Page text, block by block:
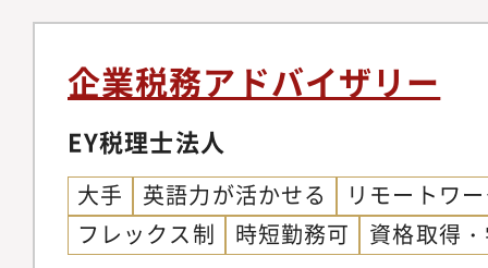
ご経験に応じて下記
す研究開発税制適用
たっての業務プロセ
は最大半年程度、週
社が発生をしますの
方▼このポジション
企業税務アドバイザリー
EY税理士法人
大手 英語力が活かせる
リモートワ
フレックス制
時短勤務可 資格取得